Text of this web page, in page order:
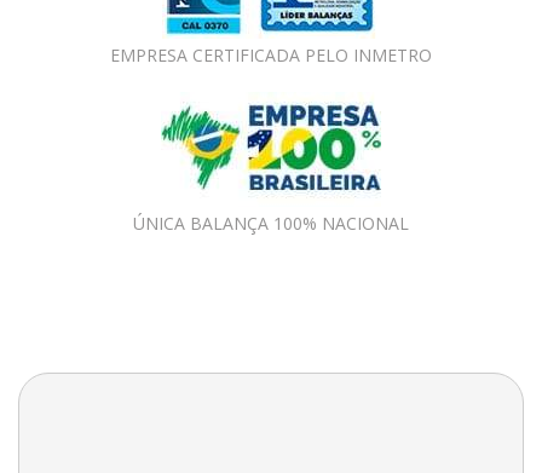
EMPRESA CERTIFICADA PELO INMETRO
ÚNICA BALANÇA 100% NACIONAL